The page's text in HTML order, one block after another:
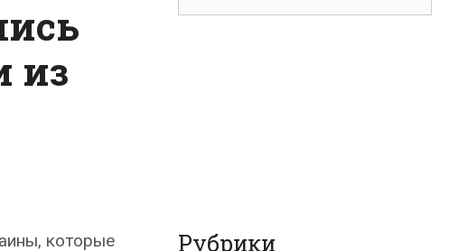
из
которые
Рубрики